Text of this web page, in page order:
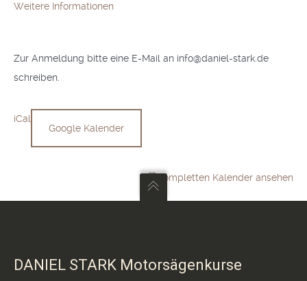
Weitere Informationen
Zur Anmeldung bitte eine E-Mail an info@daniel-stark.de
schreiben.
iCal
Google Kalender
Kompletten Kalender ansehen
DANIEL STARK Motorsägenkurse